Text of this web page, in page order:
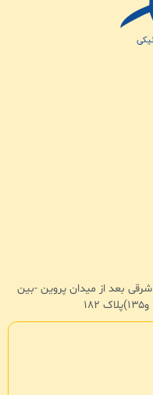
آدرس :تهران -تهرانپارس-خیابان ۱۹۶شرقی بعد از میدان پروین -بین